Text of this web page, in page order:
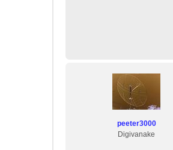
peeter3000
Digivanake